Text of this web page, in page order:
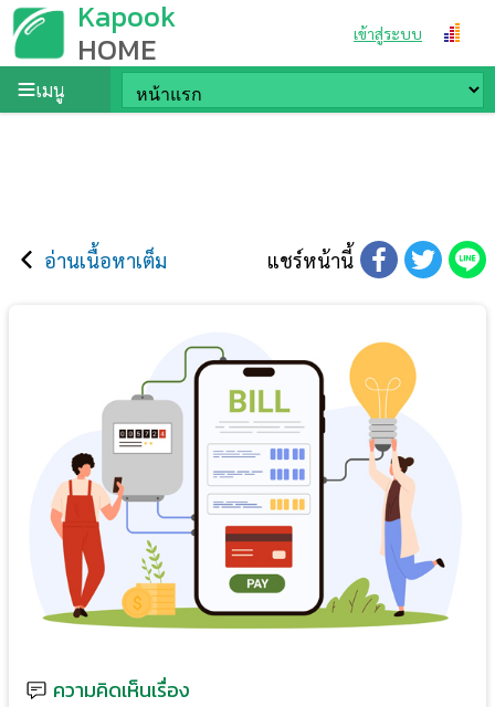
Kapook
HOME เข้าสู่ระบบ
เมนู
อ่านเนื้อหาเต็ม แชร์หน้านี้
ความคิดเห็นเรื่อง